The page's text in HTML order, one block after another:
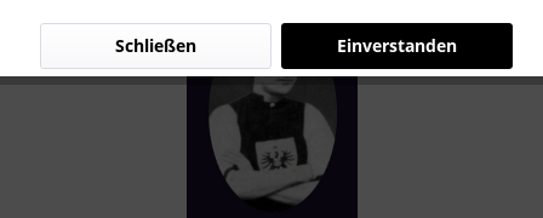
Einverstanden
Schließen